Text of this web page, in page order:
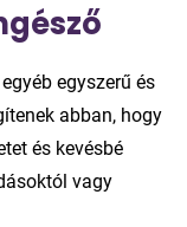
egyszerű és
abban, hogy
és kevésbé
vagy